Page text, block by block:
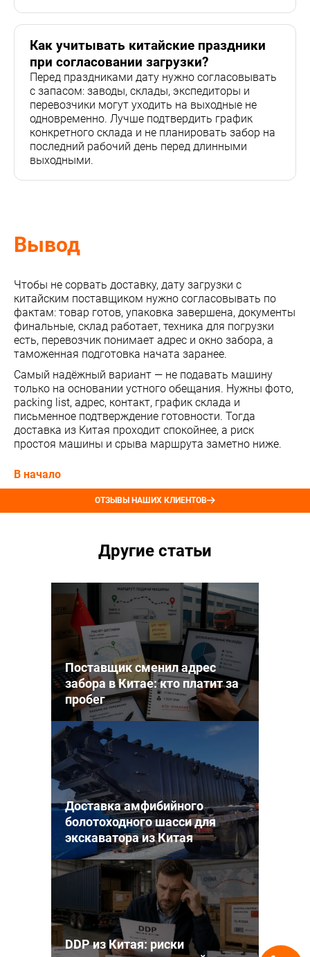
Как учитывать китайские праздники
при согласовании загрузки?
Перед праздниками дату нужно согласовывать
с запасом: заводы, склады, экспедиторы и
перевозчики могут уходить на выходные не
одновременно. Лучше подтвердить график
конкретного склада и не планировать забор на
последний рабочий день перед длинными
выходными.
Вывод
Чтобы не сорвать доставку, дату загрузки с
китайским поставщиком нужно согласовывать по
фактам: товар готов, упаковка завершена, документы
финальные, склад работает, техника для погрузки
есть, перевозчик понимает адрес и окно забора, а
таможенная подготовка начата заранее.
Самый надёжный вариант — не подавать машину
только на основании устного обещания. Нужны фото,
packing list, адрес, контакт, график склада и
письменное подтверждение готовности. Тогда
доставка из Китая проходит спокойнее, а риск
простоя машины и срыва маршрута заметно ниже.
В начало
ОТЗЫВЫ НАШИХ КЛИЕНТОВ
Другие статьи
Поставщик сменил адрес
забора в Китае: кто платит за
пробег
Доставка амфибийного
болотоходного шасси для
экскаватора из Китая
DDP из Китая: риски